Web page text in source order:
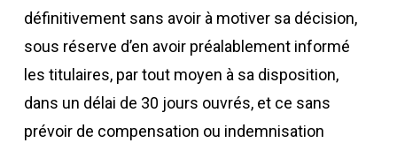
définitivement sans avoir à motiver sa décision,
sous réserve d’en avoir préalablement informé
les titulaires, par tout moyen à sa disposition,
dans un délai de 30 jours ouvrés, et ce sans
prévoir de compensation ou indemnisation